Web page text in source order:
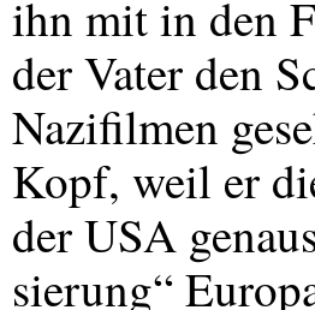
ihn mit in den
der Vater den
Nazifilmen
Kopf, weil er
derUSA
sierung“